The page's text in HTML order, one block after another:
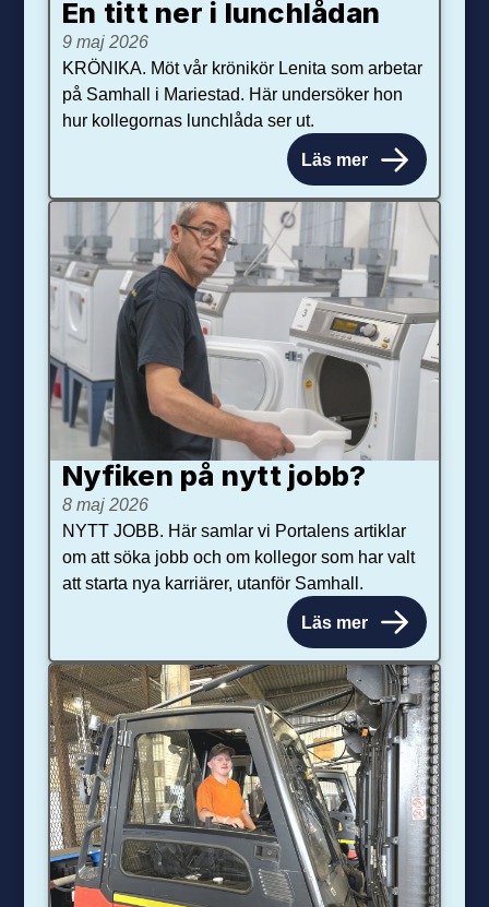
En titt ner i lunchlådan
9 maj 2026
KRÖNIKA. Möt vår krönikör Lenita som arbetar
på Samhall i Mariestad. Här undersöker hon
hur kollegornas lunchlåda ser ut.
Läs mer
Nyfiken på nytt jobb?
8 maj 2026
NYTT JOBB. Här samlar vi Portalens artiklar
om att söka jobb och om kollegor som har valt
att starta nya karriärer, utanför Samhall.
Läs mer